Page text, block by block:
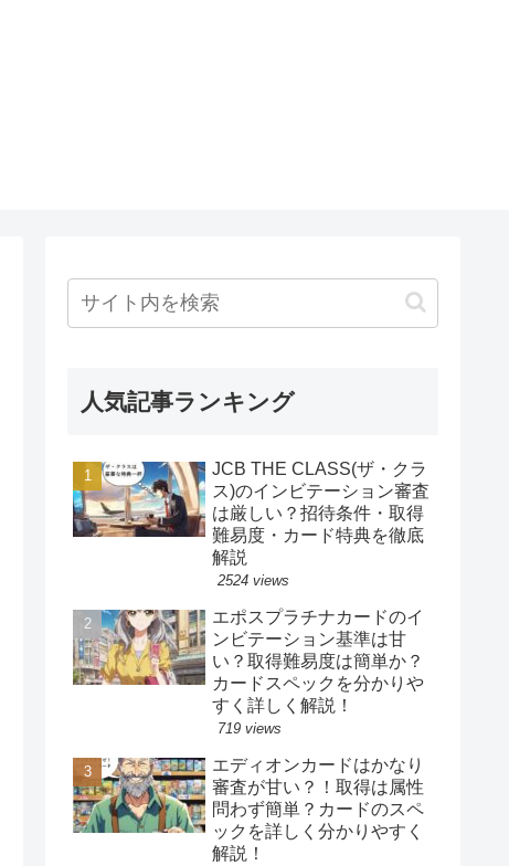
人気記事ランキング
JCB THE CLASS(ザ・クラ
ス)のインビテーション審査
は厳しい？招待条件・取得
難易度・カード特典を徹底
解説
2524 views
エポスプラチナカードのイ
ンビテーション基準は甘
い？取得難易度は簡単か？
カードスペックを分かりや
すく詳しく解説！
719 views
エディオンカードはかなり
審査が甘い？！取得は属性
問わず簡単？カードのスペ
ックを詳しく分かりやすく
解説！